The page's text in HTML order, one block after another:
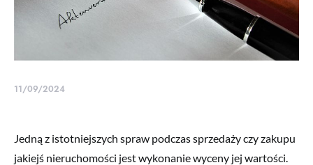
11/09/2024
Jedną z istotniejszych spraw podczas sprzedaży czy zakupu
jakiejś nieruchomości jest wykonanie wyceny jej wartości.